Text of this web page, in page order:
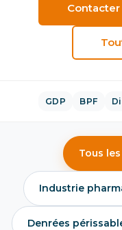
GDP BPF
Tous
Industrie
Denrées